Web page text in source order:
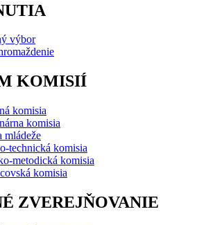
výbor
KOMISIÍ
komisia
komisia
mládeže
technická komisia
metodická komisia
komisia
ZVEREJŇOVANIE